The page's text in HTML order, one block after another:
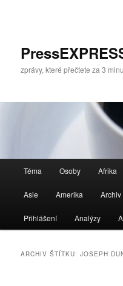
panelu
zprávy, které přečtete za 3
navigační
Téma Osoby Afrika
Asie Amerika Archiv
Přihlášení Analýzy
ARCHIV ŠTÍTKU:JOSEPH